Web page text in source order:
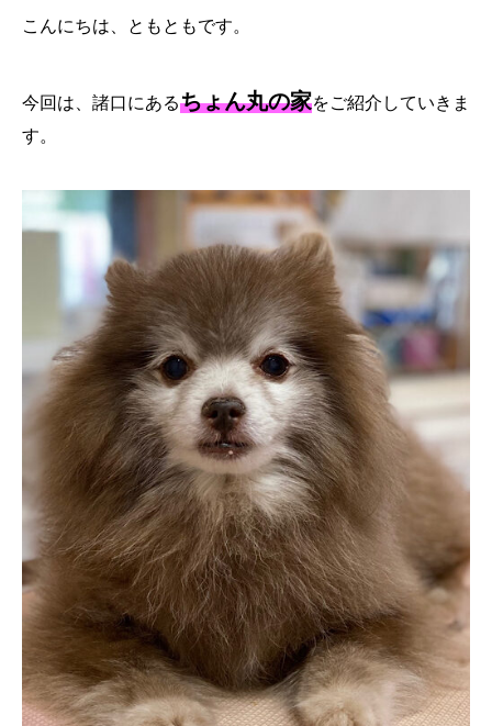
こんにちは、ともともです。
今回は、諸口にあるちょん丸の家をご紹介していきま
す。